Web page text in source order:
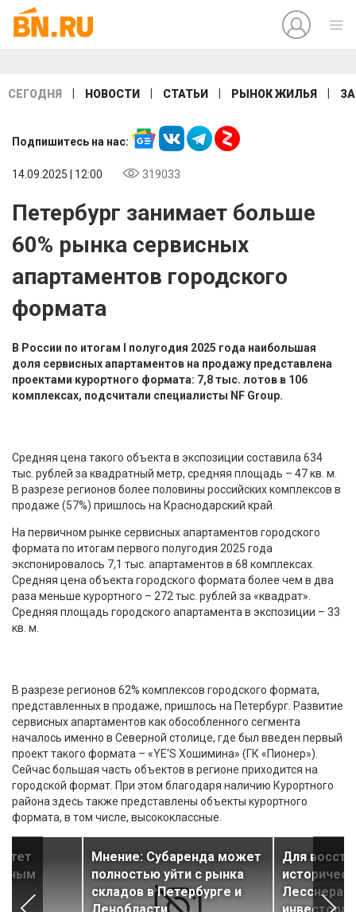
СЕГОДНЯ НОВОСТИ СТАТЬИ РЫНОК ЖИЛЬЯ
Подпишитесь на нас:
14.09.2025 | 12:00 319033
Петербург занимает больше
60% рынка сервисных
апартаментов городского
формата
В России по итогам I полугодия 2025 года наибольшая
доля сервисных апартаментов на продажу представлена
проектами курортного формата: 7,8 тыс. лотов в 106
комплексах, подсчитали специалисты NF Group.
Средняя цена такого объекта в экспозиции составила 634
тыс. рублей за квадратный метр, средняя площадь – 47 кв. м.
В разрезе регионов более половины российских комплексов в
продаже (57%) пришлось на Краснодарский край.
На первичном рынке сервисных апартаментов городского
формата по итогам первого полугодия 2025 года
экспонировалось 7,1 тыс. апартаментов в 68 комплексах.
Средняя цена объекта городского формата более чем в два
раза меньше курортного – 272 тыс. рублей за «квадрат».
Средняя площадь городского апартамента в экспозиции – 33
кв. м.
В разрезе регионов 62% комплексов городского формата,
представленных в продаже, пришлось на Петербург. Развитие
сервисных апартаментов как обособленного сегмента
началось именно в Северной столице, где был введен первый
проект такого формата – «YE'S Хошимина» (ГК «Пионер»).
Сейчас большая часть объектов в регионе приходится на
городской формат. При этом благодаря наличию Курортного
района здесь также представлены объекты курортного
формата, в том числе, высококлассные.
Мнение: Субаренда может
полностью уйти с рынка
складов в Петербурге и
Ленобласти
Для
Лесснера
инвестора